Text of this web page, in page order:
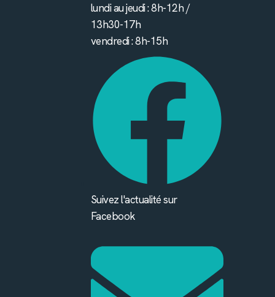
lundi au jeudi : 8h-12h /
13h30-17h
vendredi : 8h-15h
Suivez l'actualité sur
Facebook